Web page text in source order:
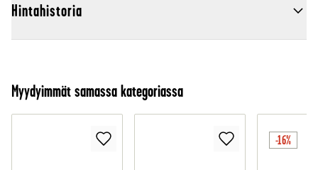
Hintahistoria
Myydyimmät samassa kategoriassa
-16%